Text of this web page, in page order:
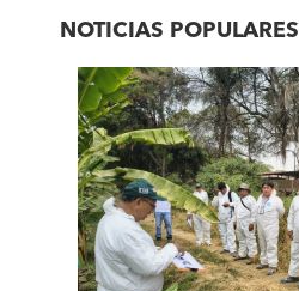
NOTICIAS POPULARES